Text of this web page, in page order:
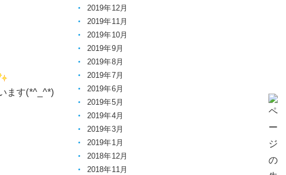
ます(*^_^*)
2019年12月
2019年11月
2019年10月
2019年9月
2019年8月
2019年7月
2019年6月
2019年5月
2019年4月
2019年3月
2019年1月
2018年12月
2018年11月